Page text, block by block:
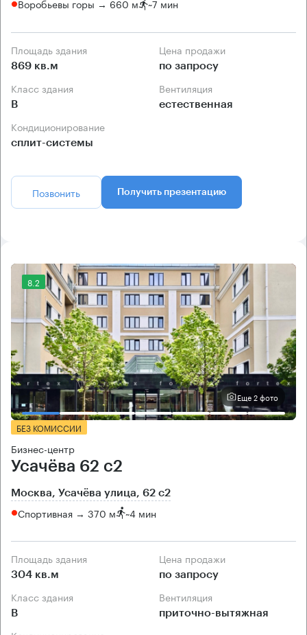
Воробьевы горы → 660 м ~7 мин
Площадь здания
869 кв.м
Цена продажи
по запросу
Класс здания
B
Вентиляция
естественная
Кондиционирование
сплит-системы
Позвонить Получить презентацию
8.2
Еще 2 фото
БЕЗ КОМИССИИ
Бизнес-центр
Усачёва 62 с2
Москва, Усачёва улица, 62 с2
Спортивная → 370 м ~4 мин
Площадь здания
304 кв.м
Цена продажи
по запросу
Класс здания
B
Вентиляция
приточно-вытяжная